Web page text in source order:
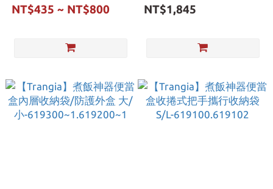
NT$435 ~ NT$800
綠-619251.619252
NT$1,845